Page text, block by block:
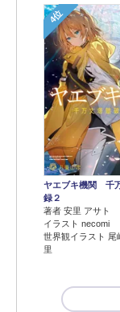
4位
ヤエブキ機関 千
録２
著者 安里 アサト
イラスト necomi
世界観イラスト
里